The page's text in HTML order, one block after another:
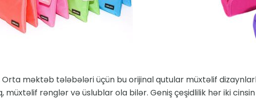
Orta məktəb tələbələri üçün bu orijinal qutular müxtəlif
müxtəlif rənglər və üslublar ola bilər. Geniş çeşidlilik hər iki